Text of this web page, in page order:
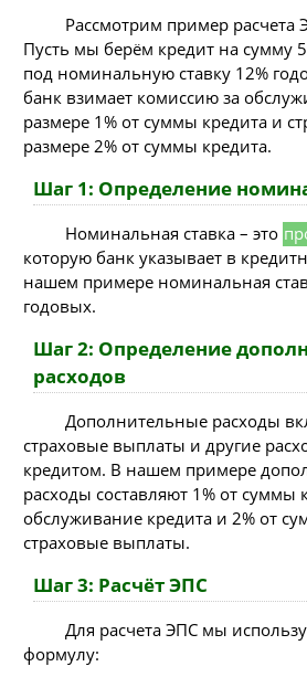
Рассмотрим пример расчета
Пусть мы берём кредит на сумму
под номинальную ставку 12%
банк взимает комиссию за
размере 1% от суммы кредита и
размере 2% от суммы кредита.
Шаг 1: Определение
Номинальная ставка – это
которую банк указывает в
нашем примере номинальная
годовых.
Шаг 2: Определение
расходов
Дополнительные расходы
страховые выплаты и другие
кредитом. В нашем примере
расходы составляют 1% от суммы
обслуживание кредита и 2% от
страховые выплаты.
Шаг 3: Расчёт ЭПС
Для расчета ЭПС мы
формулу: